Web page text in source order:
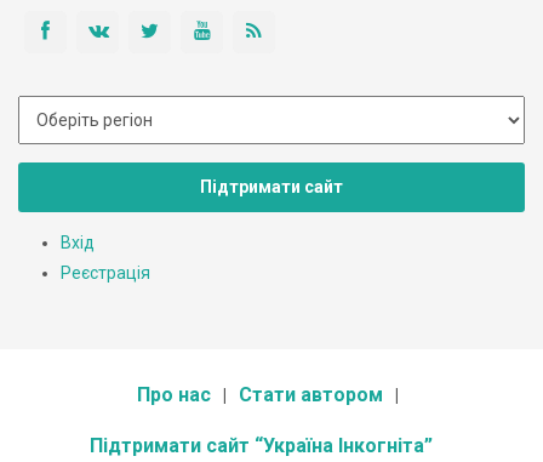
Підтримати сайт
Вхід
Реєстрація
Про нас Стати автором
Підтримати сайт “Україна Інкогніта”